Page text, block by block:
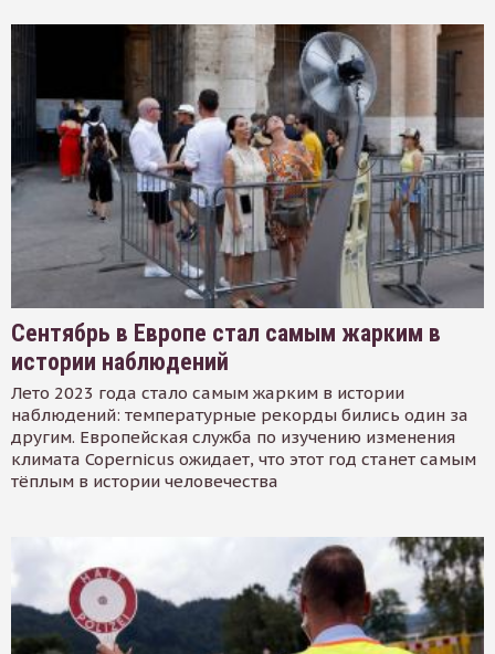
Сентябрь в Европе стал самым жарким в
истории наблюдений
Лето 2023 года стало самым жарким в истории
наблюдений: температурные рекорды бились один за
другим. Европейская служба по изучению изменения
климата Copernicus ожидает, что этот год станет самым
тёплым в истории человечества